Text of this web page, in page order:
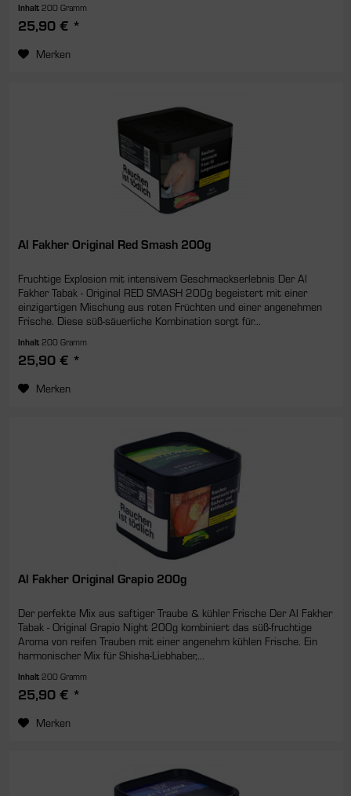
Inhalt200 Gramm
25,90 € *
Merken
Al Fakher Original Red Smash 200g
Fruchtige Explosion mit intensivem Geschmackserlebnis Der Al
Fakher Tabak - Original RED SMASH 200g begeistert mit einer
einzigartigen Mischung aus roten Früchten und einer angenehmen
Frische. Diese süß-säuerliche Kombination sorgt für...
Inhalt200 Gramm
25,90 € *
Merken
Al Fakher Original Grapio 200g
Der perfekte Mix aus saftiger Traube & kühler Frische Der Al Fakher
Tabak - Original Grapio Night 200g kombiniert das süß-fruchtige
Aroma von reifen Trauben mit einer angenehm kühlen Frische. Ein
harmonischer Mix für Shisha-Liebhaber,...
Inhalt200 Gramm
25,90 € *
Merken